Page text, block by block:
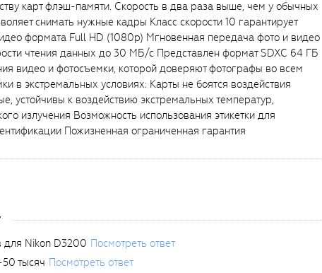
карт флэш-памяти. Скорость в два раза выше, чем у обычных
снимать нужные кадры Класс скорости 10 гарантирует
формата Full HD (1080p) Мгновенная передача фото и видео
чтения данных до 30 МБ/с Представлен формат SDXC 64 ГБ
видео и фотосъемки, которой доверяют фотографы во всем
в экстремальных условиях: Карты не боятся воздействия
устойчивы к воздействию экстремальных температур,
излучения Возможность использования этикетки для
Пожизненная ограниченная гарантия
для Nikon D3200 Посмотреть ответ
тысяч Посмотреть ответ